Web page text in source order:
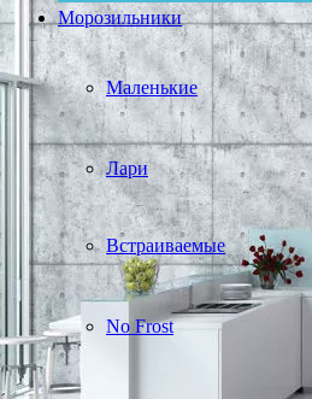
Морозильники
Маленькие
Лари
Встраиваемые
No Frost